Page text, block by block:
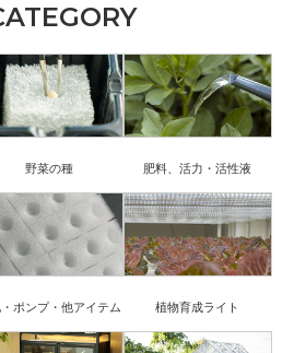
野菜の種 肥料、活力・活性液
ポンプ・他アイテム 植物育成ライト